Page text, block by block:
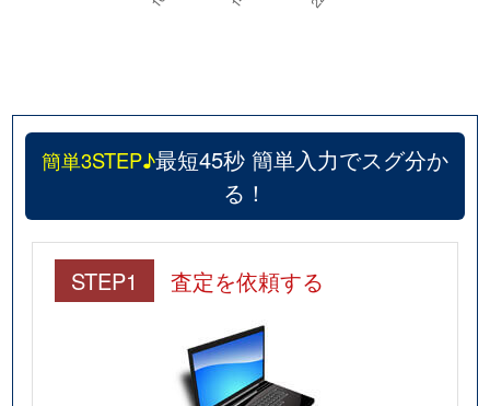
簡単3STEP♪最短45秒 簡単入力でスグ分か
る！
STEP1 査定を依頼する